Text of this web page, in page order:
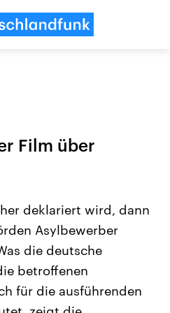
aus
USA
Aktuelle Beiträge,
Hintergründe
Wirtschaftlich und
gehören die Vereinigten
den mächtigsten Ländern
mit großem Einfluss auf
Film über
deklariert wird, dann
Asylbewerber
die deutsche
betroffenen
für die ausführenden